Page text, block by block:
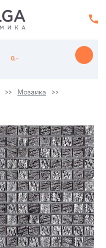
0.-
Мозаика